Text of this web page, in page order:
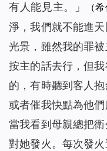
有人能見主。」
（
淨，我們就不能進
光景，雖然我的罪
按主的話去行，但
的，有時聽到客人
或者催我快點為他
當我看到母親總把
對她發火。每次發